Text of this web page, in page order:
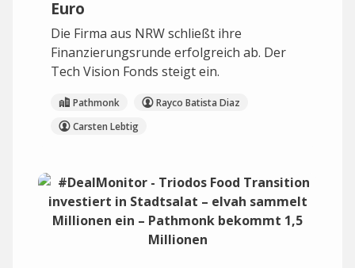
Euro
Die Firma aus NRW schließt ihre
Finanzierungsrunde erfolgreich ab. Der
Tech Vision Fonds steigt ein.
Pathmonk
Rayco Batista Diaz
Carsten Lebtig